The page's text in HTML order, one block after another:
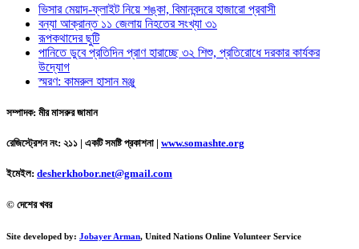
ভিসার মেয়াদ-ফ্লাইট নিয়ে শঙ্কা, বিমানবন্দরে হাজারো প্রবাসী
বন্যা আক্রান্ত ১১ জেলায় নিহতের সংখ্যা ৩১
রূপকথাদের ছুটি
পানিতে ডুবে প্রতিদিন প্রাণ হারাচ্ছে ৩২ শিশু, প্রতিরোধে দরকার কার্যকর
উদ্যোগ
স্মরণ: কামরুল হাসান মঞ্জু
সম্পাদক: মীর মাসরুর জামান
রেজিস্ট্রেশন নং: ২১১ | একটি সমষ্টি প্রকাশনা | www.somashte.org
ইমেইল: desherkhobor.net@gmail.com
© দেশের খবর
Site developed by: Jobayer Arman, United Nations Online Volunteer Service